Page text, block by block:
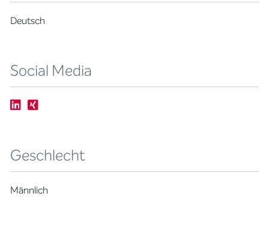
Deutsch
Social Media
Geschlecht
Männlich